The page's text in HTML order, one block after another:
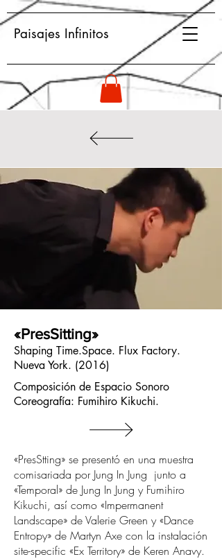
Paisajes Infinitos
«PresSitting»
Shaping Time.Space. Flux Factory.
Nueva York. (2016)​
Composición de Espacio Sonoro
Coreografía: Fumihiro Kikuchi.
«PresStting» se presentó en una muestra
comisariada por Jung In Jung junto a
«Temporal» de Jung In Jung y Fumihiro
Kikuchi, así como «Impermanent
Landscape» de Valerie Green y «Dance
Entropy» de Martyn Axe con la instalación
site-specific «Ex Territory» de Keren Anavy.